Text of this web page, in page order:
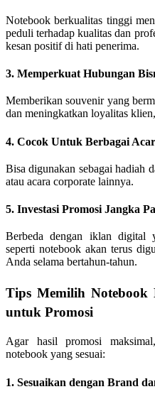
Notebook berkualitas tinggi
peduli terhadap kualitas dan
kesan positif di hati penerima.
3. Memperkuat Hubungan
Memberikan souvenir yang
dan meningkatkan loyalitas
4. Cocok Untuk Berbagai
Bisa digunakan sebagai hadiah
atau acara corporate lainnya.
5. Investasi Promosi Jangka
Berbeda dengan iklan digital
seperti notebook akan terus
Anda selama bertahun-tahun.
Tips Memilih Notebook
untuk Promosi
Agar hasil promosi
notebook yang sesuai:
1. Sesuaikan dengan Brand